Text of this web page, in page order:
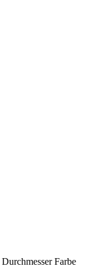
Durchmesser Farbe